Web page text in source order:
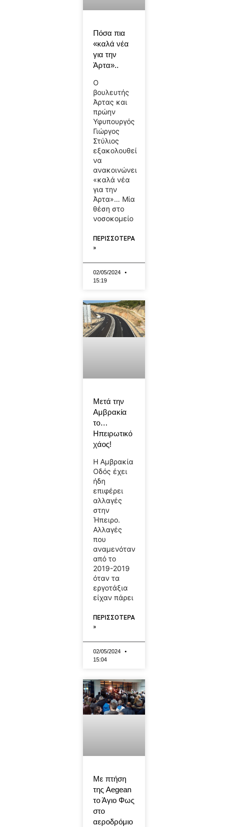
Πόσα πια
«καλά νέα
για την
Άρτα»..
Ο
βουλευτής
Άρτας και
πρώην
Υφυπουργός
Γιώργος
Στύλιος
εξακολουθεί
να
ανακοινώνει
«καλά νέα
για την
Άρτα»… Μία
θέση στο
νοσοκομείο
ΠΕΡΙΣΣΟΤΕΡΑ
»
02/05/2024
15:19
Μετά την
Αμβρακία
το…
Ηπειρωτικό
χάος!
Η Αμβρακία
Οδός έχει
ήδη
επιφέρει
αλλαγές
στην
Ήπειρο.
Αλλαγές
που
αναμενόταν
από το
2019-2019
όταν τα
εργοτάξια
είχαν πάρει
ΠΕΡΙΣΣΟΤΕΡΑ
»
02/05/2024
15:04
Με πτήση
της Aegean
το Άγιο Φως
στο
αεροδρόμιο